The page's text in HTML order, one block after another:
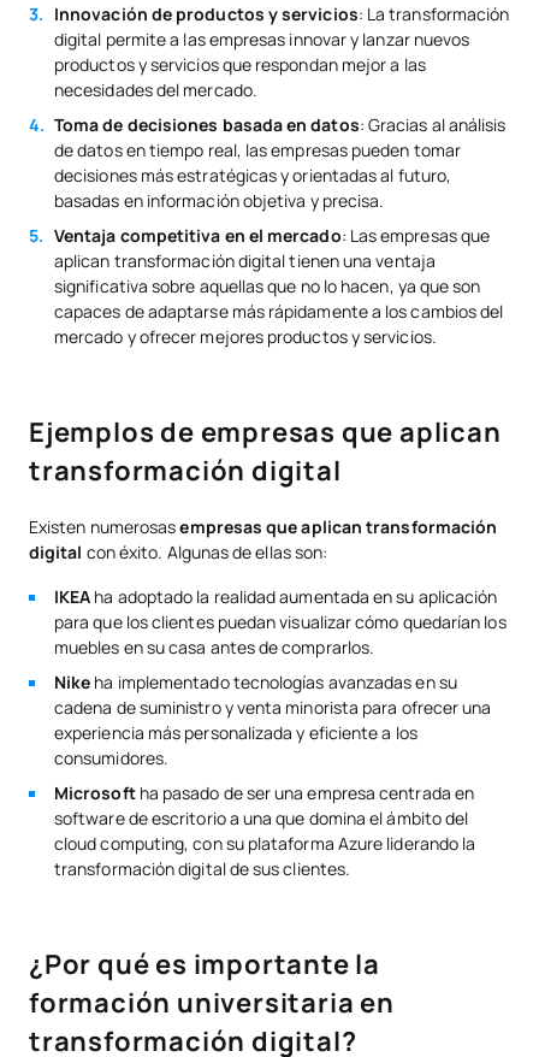
Innovación de productos y servicios: La transformación
digital permite a las empresas innovar y lanzar nuevos
productos y servicios que respondan mejor a las
necesidades del mercado.
Toma de decisiones basada en datos: Gracias al análisis
de datos en tiempo real, las empresas pueden tomar
decisiones más estratégicas y orientadas al futuro,
basadas en información objetiva y precisa.
Ventaja competitiva en el mercado: Las empresas que
aplican transformación digital tienen una ventaja
significativa sobre aquellas que no lo hacen, ya que son
capaces de adaptarse más rápidamente a los cambios del
mercado y ofrecer mejores productos y servicios.
Ejemplos de empresas que aplican
transformación digital
Existen numerosasempresas que aplican transformación
digital con éxito. Algunas de ellas son:
IKEA ha adoptado la realidad aumentada en su aplicación
para que los clientes puedan visualizar cómo quedarían los
muebles en su casa antes de comprarlos.
Nike ha implementado tecnologías avanzadas en su
cadena de suministro y venta minorista para ofrecer una
experiencia más personalizada y eficiente a los
consumidores.
Microsoftha pasado de ser una empresa centrada en
software de escritorio a una que domina el ámbito del
cloud computing, con su plataforma Azure liderando la
transformación digital de sus clientes.
¿Por qué es importante la
formación universitaria en
transformación digital?